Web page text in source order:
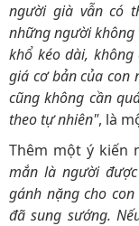
người già vẫn có
những người không
khổ kéo dài,
giá cơ bản của con
cũng không cần
theo tự nhiên", là
Thêm một ý kiến
mắn là người
gánh nặng cho
đã sung sướng.